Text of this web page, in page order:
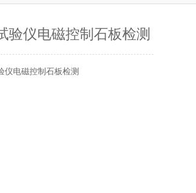
验仪电磁控制石板检测
仪电磁控制石板检测
造石》、《JJC/T463-2014 建筑装饰 用